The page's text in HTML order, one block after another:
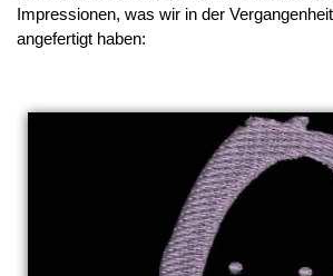
Impressionen, was wir in der
angefertigt haben: